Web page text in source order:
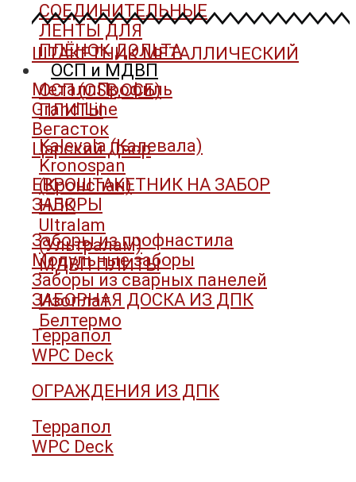
СОЕДИНИТЕЛЬНЫЕ
ЛЕНТЫ ДЛЯ
ПЛЁНОК ДЭЛЬТА
ОСП и МДВП
ОСП (OSB,ОСБ)
ПЛИТЫ
Kalevala (Калевала)
Kronospan
(Кронспан)
НЛК
Ultralam
(Ультралам)
МДВП ПЛИТЫ
Изоплат
Белтермо
ШТАКЕТНИК МЕТАЛЛИЧЕСКИЙ
МеталлПрофиль
Grand Line
Вегасток
Царский Двор
ЕВРОШТАКЕТНИК НА ЗАБОР
ЗАБОРЫ
Заборы из профнастила
Модульные заборы
Заборы из сварных панелей
ЗАБОРНАЯ ДОСКА ИЗ ДПК
Террапол
WPC Deck
ОГРАЖДЕНИЯ ИЗ ДПК
Террапол
WPC Deck